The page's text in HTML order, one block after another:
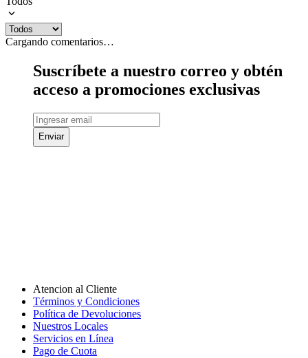
Cargando comentarios…
Suscríbete a nuestro correo y obtén
acceso a promociones exclusivas
Enviar
Atencion al Cliente
Términos y Condiciones
Política de Devoluciones
Nuestros Locales
Servicios en Línea
Pago de Cuota